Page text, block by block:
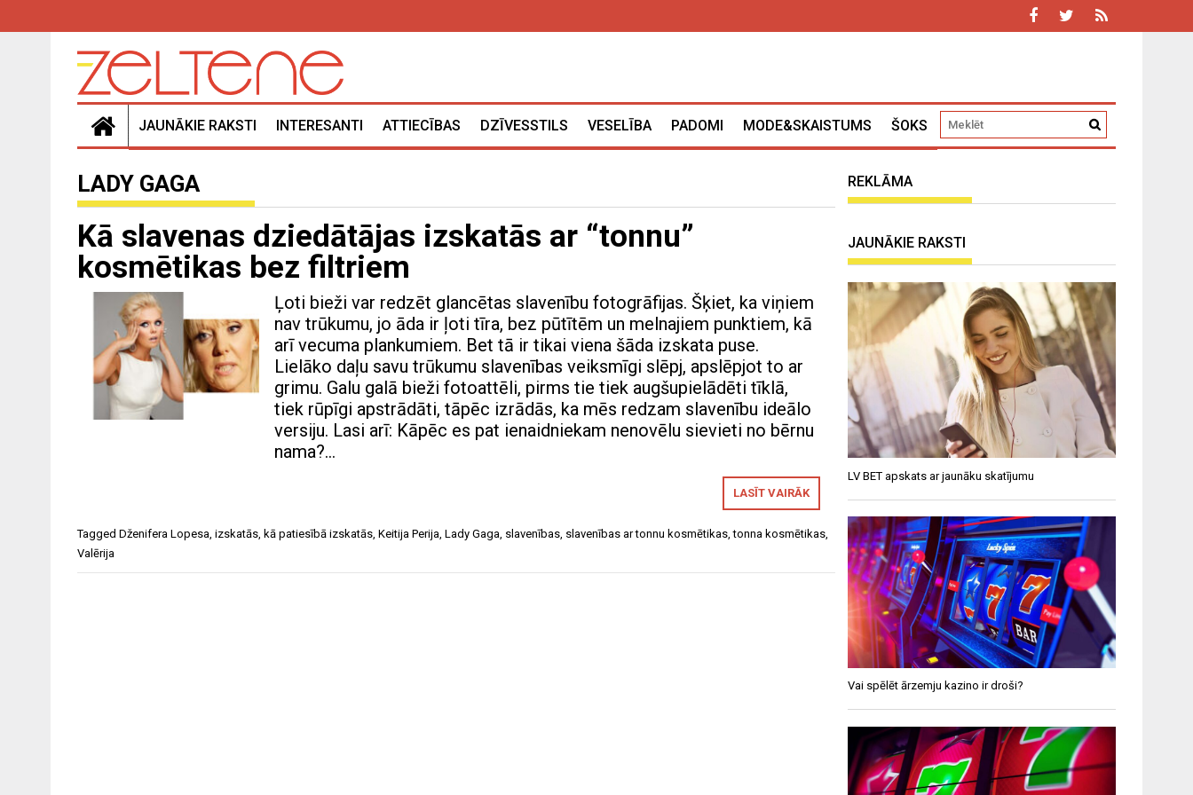
JAUNĀKIE RAKSTI INTERESANTI ATTIECĪBAS DZĪVESSTILS VESELĪBA PADOMI MODE&SKAISTUMS ŠOKS
LADY GAGA
Kā slavenas dziedātājas izskatās ar “tonnu”
kosmētikas bez filtriem
Ļoti bieži var redzēt glancētas slavenību fotogrāfijas. Šķiet, ka viņiem
nav trūkumu, jo āda ir ļoti tīra, bez pūtītēm un melnajiem punktiem, kā
arī vecuma plankumiem. Bet tā ir tikai viena šāda izskata puse.
Lielāko daļu savu trūkumu slavenības veiksmīgi slēpj, apslēpjot to ar
grimu. Galu galā bieži fotoattēli, pirms tie tiek augšupielādēti tīklā,
tiek rūpīgi apstrādāti, tāpēc izrādās, ka mēs redzam slavenību ideālo
versiju. Lasi arī: Kāpēc es pat ienaidniekam nenovēlu sievieti no bērnu
nama?…
LASĪT VAIRĀK
Tagged Dženifera Lopesa, izskatās, kā patiesībā izskatās, Keitija Perija, Lady Gaga, slavenības, slavenības ar tonnu kosmētikas,tonna kosmētikas,
Valērija
REKLĀMA
JAUNĀKIE RAKSTI
LV BET apskats ar jaunāku skatījumu
Vai spēlēt ārzemju kazino ir droši?